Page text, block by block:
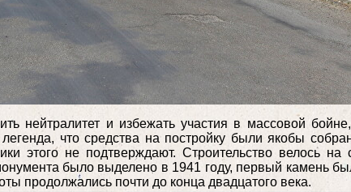
нейтралитет и избежать участия в массовой
что средства на постройку были якобы
этого не подтверждают. Строительство велось на
было выделено в 1941 году, первый камень
продолжались почти до конца двадцатого века.